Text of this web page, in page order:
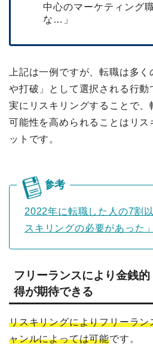
中心のマーケティング
な…」
上記は一例ですが、転職は多
や打破」として選択される行
実にリスキリングすることで
可能性を高められることはリス
ットです。
2022年に転職した人の7割
スキリングの必要があった
フリーランスにより金銭
得が期待できる
リスキリングによりフリーラ
ャンルによっては可能です。